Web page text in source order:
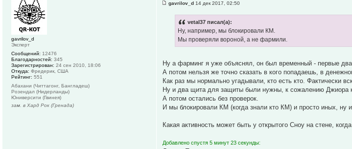
gavrilov_d 14 дек 2017, 02:50
vetal37 писал(а):
Ну, например, мы блокировали КМ.
Мы проверяли вороной, а не фармили.
Ну а фарминг я уже объяснял, он был временный - первые два
А потом нельзя же точно сказать в кого попадаешь, в
Как раз мы нормально угадывали, кто есть кто. Фактически
Ну и два щита для защиты были нужны, к сожалению Джиора
А потом остались без проверок.
И мы блокировали КМ (когда знали кто КМ) и просто иных, ну
Какая активность может быть у открытого Сноу на стене,
Добавлено спустя 5 минут 23 секунды:
gavrilov_d
Эксперт
Сообщений: 12476
Благодарностей: 345
Зарегистрирован: 24 сен 2010, 18:06
Откуда: Фредерик, США
Рейтинг: 551
Абахани (Читтагонг, Бангладеш)
Розендал (Нидерланды)
Юниверсити (Гвинея)
зам. в Хард Рок (Гренада)